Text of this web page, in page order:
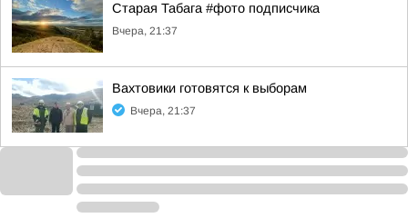
Старая Табага #фото подписчика
Вчера, 21:37
Вахтовики готовятся к выборам
Вчера, 21:37